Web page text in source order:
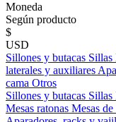
Moneda
Según producto
$
USD
Sillones y butacas Sillas
laterales y auxiliares
cama Otros
Sillones y butacas Sillas
Mesas ratonas Mesas